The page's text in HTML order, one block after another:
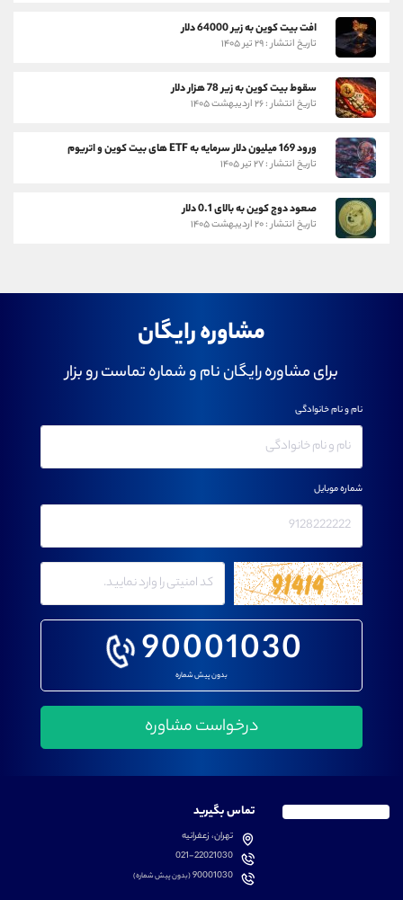
افت بیت کوین به زیر 64000 دلار
تاریخ انتشار : ۲۹ تیر ۱۴۰۵
سقوط بیت کوین به زیر 78 هزار دلار
تاریخ انتشار : ۲۶ اردیبهشت ۱۴۰۵
ورود 169 میلیون دلار سرمایه به ETF های بیت کوین و اتریوم
تاریخ انتشار : ۲۷ تیر ۱۴۰۵
صعود دوج کوین به بالای 0.1 دلار
تاریخ انتشار : ۲۰ اردیبهشت ۱۴۰۵
مشاوره رایگان
برای مشاوره رایگان نام و شماره تماست رو بزار
90001030
بدون پیش شماره
نام و نام خانوادگی
شماره موبایل
تماس بگیرید
تهران، زعفرانیه
021-22021030
90001030(بدون پیش شماره)